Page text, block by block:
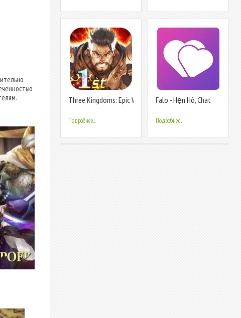
Three Kingdoms: Epic War
Подробнее...
Falo - Hẹn Hò, Chat
Подробнее...